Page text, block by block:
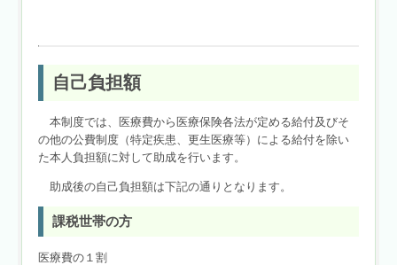
自己負担額
本制度では、医療費から医療保険各法が定める給付及びそ
の他の公費制度（特定疾患、更生医療等）による給付を除い
た本人負担額に対して助成を行います。
助成後の自己負担額は下記の通りとなります。
課税世帯の方
医療費の１割